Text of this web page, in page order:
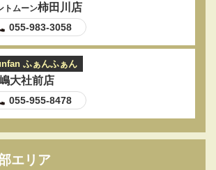
トムーン柿田川店
055-983-3058
ふぁんふぁん
大社前店
055-955-8478
エリア